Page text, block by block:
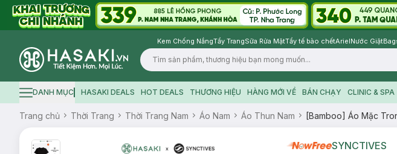
Kem Chống NắngTẩy TrangSữa Rửa MặtTẩy tế bào chếtArielNước Giặt
Logo
Hamburger icon
DANH MỤC HASAKI DEALS HOT DEALS THƯƠNG HIỆU HÀNG MỚI VỀ BÁN CHẠY CLINIC & SPA
Trang chủ Thời Trang Thời Trang Nam Áo Nam Áo Thun Nam [Bamboo] Áo Mặc
SYNCTIVES